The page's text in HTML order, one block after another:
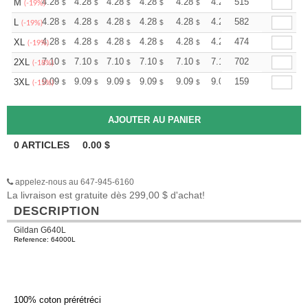
M (-19%) $ $ $ $ $ $
L (-19%)4.28 $ 4.28 $ 4.28 $ 4.28 $ 4.28 $ 4.28 $582
XL (-19%)4.28 $ 4.28 $ 4.28 $ 4.28 $ 4.28 $ 4.28 $474
2XL (-18%)
7.10 $ 7.10 $ 7.10 $ 7.10 $ 7.10 $ 7.10
702
3XL (-15%)
9.09 $ 9.09 $ 9.09 $ 9.09 $ 9.09 $ 9.09 159
0ARTICLES 0.00 $
appelez-nous au 647-945-6160
La livraison est gratuite dès 299,00 $ d'achat!
DESCRIPTION
Gildan G640L
Reference: 64000L
100% coton prérétréci